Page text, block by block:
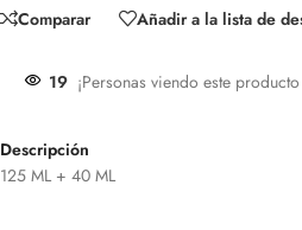
Comparar Añadir a la lista de
19 ¡Personas viendo este
Descripción
125 ML + 40 ML